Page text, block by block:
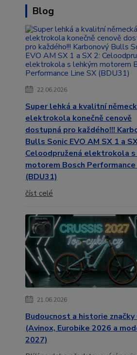
Blog
22.06.2026
Super lehká a kvalitní
elektrokola konečně cenově
dostupná pro každého!!!
Bulls Sonic EVO AM SX 1 a
Celoodpružená elektrokola
motorem Bosch Performance
(BDU31)
číst celé
21.06.2026
Budoucnost a historie značky
(Avinox, Eurobike 2026 a
2027)